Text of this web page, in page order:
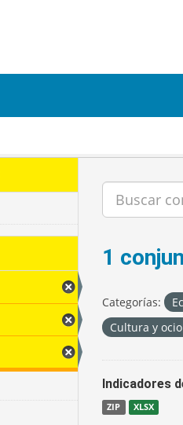
1
Categorías:
Cultura y ocio
Indicadores
ZIP XLSX